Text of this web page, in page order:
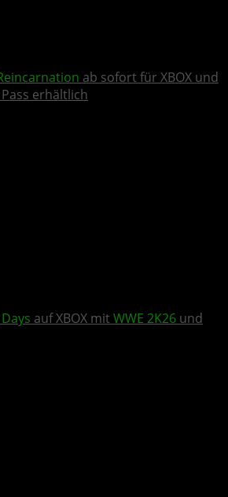
ab sofort für XBOX und
erhältlich
auf XBOX mit WWE 2K26 und